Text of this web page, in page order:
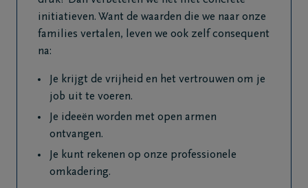
56
Beerse
initiatieven. Want de waarden die we naar onze
families vertalen, leven we ook zelf consequent
na:
Je krijgt de vrijheid en het vertrouwen om je
job uit te voeren.
Je ideeën worden met open armen
ontvangen.
Je kunt rekenen op onze professionele
omkadering.